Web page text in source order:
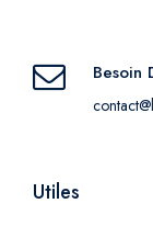
Besoin
Utiles